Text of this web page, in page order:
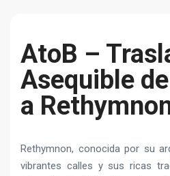
AtoB –
Asequible
a
Rethymnon, conocida por su
vibrantes calles y sus ricas